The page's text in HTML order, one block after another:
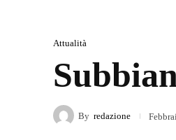
Attualità
By redazione